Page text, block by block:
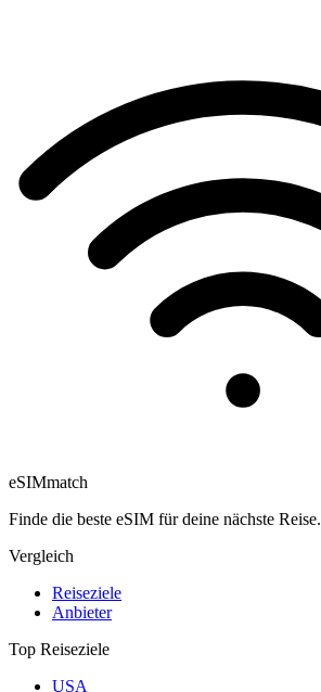
eSIMmatch
Finde die beste eSIM für deine nächste Reise.
Vergleich
Reiseziele
Anbieter
Top Reiseziele
USA